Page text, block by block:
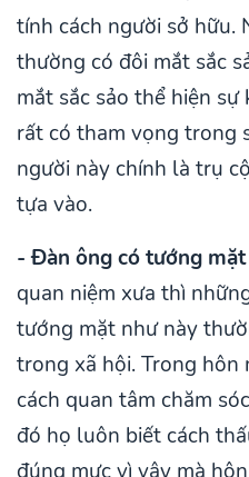
tính cách người sở
thường có đôi mắt sắc
mắt sắc sảo thể hiện
rất có tham vọng trong
người này chính là trụ
tựa vào.
- Đàn ông có tướng
quan niệm xưa thì
tướng mặt như này
trong xã hội. Trong hôn
cách quan tâm chăm
đó họ luôn biết cách